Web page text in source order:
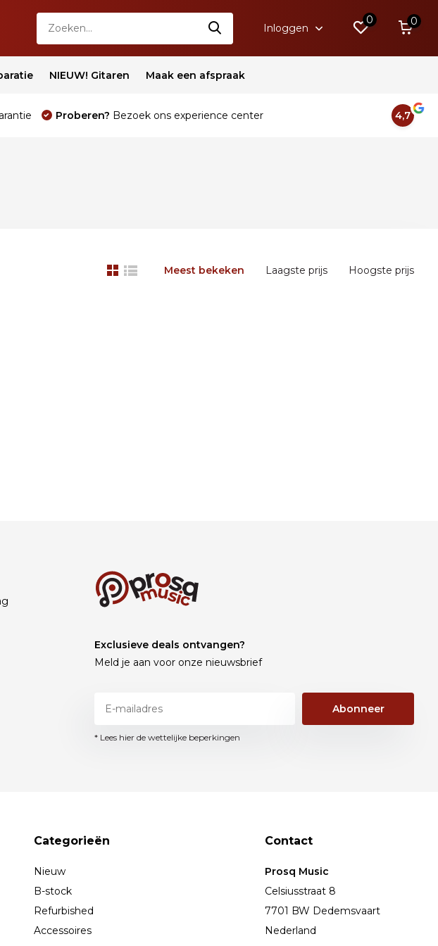
Inloggen
0 0
NIEUW! Gitaren Maak een afspraak
Proberen? Bezoek ons experience center 4,7
Meest bekeken Laagste prijs Hoogste prijs
Exclusieve deals ontvangen?
Meld je aan voor onze nieuwsbrief
Abonneer
* Lees hier de wettelijke beperkingen
Categorieën
Nieuw
B-stock
Refurbished
Accessoires
Contact
Prosq Music
Celsiusstraat 8
7701 BW Dedemsvaart
Nederland